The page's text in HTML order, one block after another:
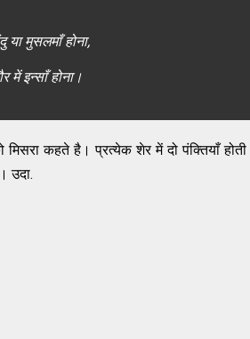
या मुसलमाँ होना,
में इन्साँ होना।
मिसरा कहते है। प्रत्येक शेर में दो पंक्तियाँ
उदा.